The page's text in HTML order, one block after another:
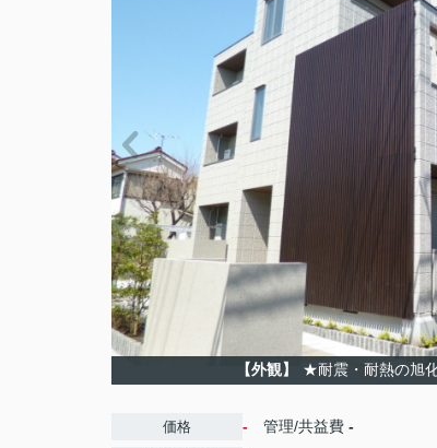
【外観】 ★耐震・耐熱の旭
価格 - 管理/共益費 -